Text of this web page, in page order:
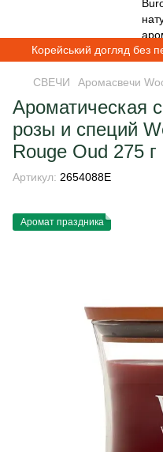
Корейський догляд без
СВЕЧИ Аромасвечи
Ароматическая
розы и специй
Rouge Oud 275 г
Артикул: 2654088E
Аромат праздника